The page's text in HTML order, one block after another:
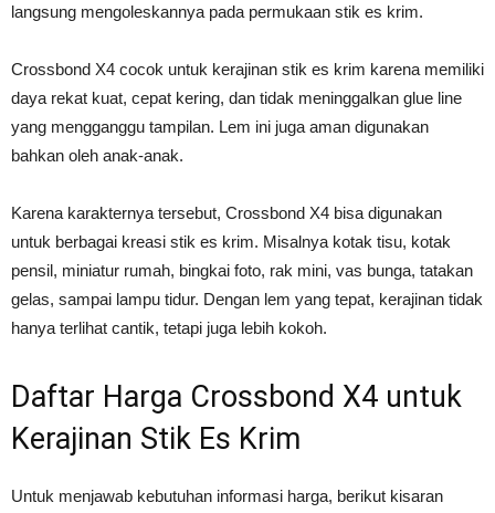
langsung mengoleskannya pada permukaan stik es krim.
Crossbond X4 cocok untuk kerajinan stik es krim karena memiliki
daya rekat kuat, cepat kering, dan tidak meninggalkan glue line
yang mengganggu tampilan. Lem ini juga aman digunakan
bahkan oleh anak-anak.
Karena karakternya tersebut, Crossbond X4 bisa digunakan
untuk berbagai kreasi stik es krim. Misalnya kotak tisu, kotak
pensil, miniatur rumah, bingkai foto, rak mini, vas bunga, tatakan
gelas, sampai lampu tidur. Dengan lem yang tepat, kerajinan tidak
hanya terlihat cantik, tetapi juga lebih kokoh.
Daftar Harga Crossbond X4 untuk
Kerajinan Stik Es Krim
Untuk menjawab kebutuhan informasi harga, berikut kisaran